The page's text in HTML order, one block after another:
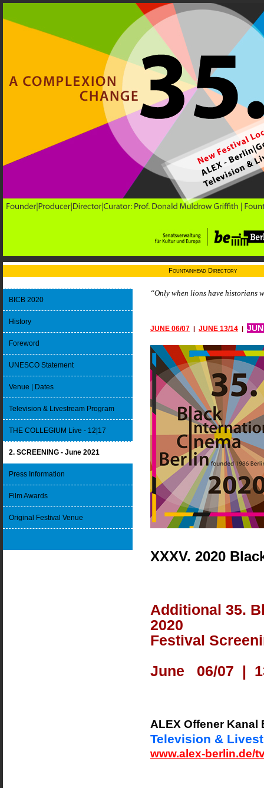
Fountainhead Directory
BICB 2020
History
Foreword
UNESCO Statement
Venue | Dates
Television & Livestream Program
THE COLLEGIUM Live - 12|17
2. SCREENING - June 2021
Press Information
Film Awards
Original Festival Venue
“Only when lions have historians
JUNE 06/07 | JUNE 13/14 |
XXXV. 2020
Additional 35.
2020
Festival
June 06/07 |
ALEX Offener Kanal
Television &
www.alex-berlin.de/